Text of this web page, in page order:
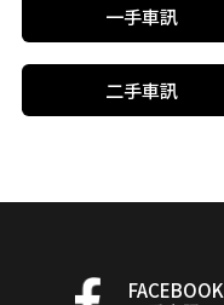
一手車訊
二手車訊
FACEBOOK